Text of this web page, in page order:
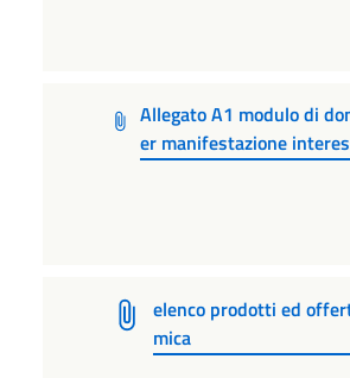
Allegato A1 modulo di
er manifestazione
elenco prodotti ed
mica